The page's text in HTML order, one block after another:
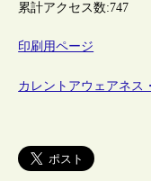
累計アクセス数:747
印刷用ページ
カレントアウェアネス